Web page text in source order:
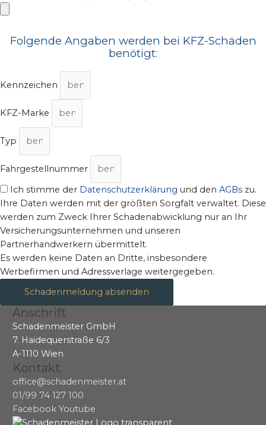
Folgende Angaben werden bei KFZ-Schäden
benötigt:
Kennzeichen
KFZ-Marke
Typ
Fahrgestellnummer
Ich stimme der Datenschutzerklärung und den AGBs zu.
Ihre Daten werden mit der größten Sorgfalt verwaltet. Diese
werden zum Zweck Ihrer Schadenabwicklung nur an Ihr
Versicherungsunternehmen und unseren
Partnerhandwerkern übermittelt.
Es werden keine Daten an Dritte, insbesondere
Werbefirmen und Adressverlage weitergegeben.
Schadenmeldung absenden
Anschrift
Schadenmeister GmbH
7. Haidequerstraße 6/3
A-1110 Wien
Kontakt
office@schadenmeister.at
01/99 74 127 100
Facebook Youtube